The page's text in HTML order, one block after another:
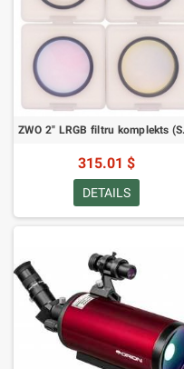
ZWO
315.01 $
DETAILS